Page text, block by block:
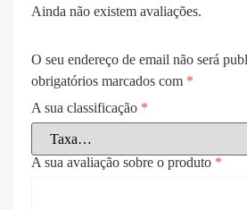
Ainda não existem avaliações.
O seu endereço de email não será
obrigatórios marcados com *
A sua classificação *
A sua avaliação sobre o produto *